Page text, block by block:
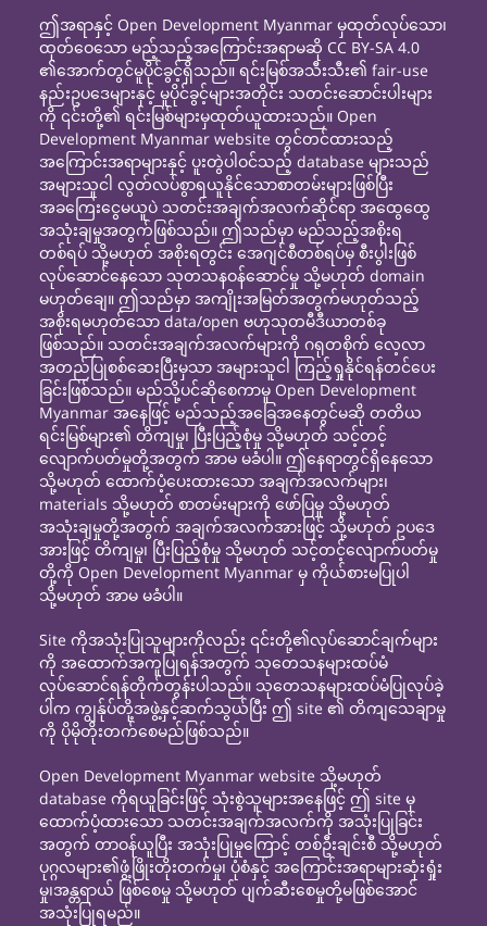
ဤအရာနှင့် Open Development Myanmar မှထုတ်လုပ်သော၊
ထုတ်ဝေသော မည့်သည့်အကြောင်းအရာမဆို CC BY-SA 4.0
၏အောက်တွင်မူပိုင်ခွင့်ရှိသည်။ ရင်းမြစ်အသီးသီး၏ fair-use
နည်းဥပဒေများနှင့် မူပိုင်ခွင့်များအတိုင်း သတင်းဆောင်းပါးများ
ကို ၎င်းတို့၏ ရင်းမြစ်များမှထုတ်ယူထားသည်။ Open
Development Myanmar website တွင်တင်ထားသည့်
အကြောင်းအရာများနှင့် ပူးတွဲပါဝင်သည့် database များသည်
အများသူငါ လွတ်လပ်စွာရယူနိုင်သောစာတမ်းများဖြစ်ပြီး
အခကြေးငွေမယူပဲ သတင်းအချက်အလက်ဆိုင်ရာ အထွေထွေ
အသုံးချမှုအတွက်ဖြစ်သည်။ ဤသည်မှာ မည်သည့်အစိုးရ
တစ်ရပ် သို့မဟုတ် အစိုးရတွင်း အေဂျင်စီတစ်ရပ်မှ စီးပွါးဖြစ်
လုပ်ဆောင်နေသော သုတသနဝန်ဆောင်မှု သို့မဟုတ် domain
မဟုတ်ချေ။ ဤသည်မှာ အကျိုးအမြတ်အတွက်မဟုတ်သည့်
အစိုးရမဟုတ်သော data/open ဗဟုသုတမီဒီယာတစ်ခု
ဖြစ်သည်။ သတင်းအချက်အလက်များကို ဂရုတစိုက် လေ့လာ
အတည်ပြုစစ်ဆေးပြီးမှသာ အများသူငါ ကြည့်ရှုနိုင်ရန်တင်ပေး
ခြင်းဖြစ်သည်။ မည်သို့ပင်ဆိုစေကာမူ Open Development
Myanmar အနေဖြင့် မည်သည့်အခြေအနေတွင်မဆို တတိယ
ရင်းမြစ်များ၏ တိကျမှု၊ ပြီးပြည့်စုံမှု သို့မဟုတ် သင့်တင့်
လျောက်ပတ်မှုတို့အတွက် အာမ မခံပါ။ ဤနေရာတွင်ရှိနေသော
သို့မဟုတ် ထောက်ပံ့ပေးထားသော အချက်အလက်များ၊
materials သို့မဟုတ် စာတမ်းများကို ဖော်ပြမှု သို့မဟုတ်
အသုံးချမှုတို့အတွက် အချက်အလက်အားဖြင့် သို့မဟုတ် ဥပဒေ
အားဖြင့် တိကျမှု၊ ပြီးပြည့်စုံမှု သို့မဟုတ် သင့်တင့်လျောက်ပတ်မှု
တို့ကို Open Development Myanmar မှ ကိုယ်စားမပြုပါ
သို့မဟုတ် အာမ မခံပါ။
Site ကိုအသုံးပြုသူများကိုလည်း ၎င်းတို့၏လုပ်ဆောင်ချက်များ
ကို အထောက်အကူပြုရန်အတွက် သုတေသနများထပ်မံ
လုပ်ဆောင်ရန်တိုက်တွန်းပါသည်။ သုတေသနများထပ်မံပြုလုပ်ခဲ့
ပါက ကျွန်ုပ်တို့အဖွဲ့နှင့်ဆက်သွယ်ပြီး ဤ site ၏ တိကျသေချာမှု
ကို ပိုမိုတိုးတက်စေမည်ဖြစ်သည်။
Open Development Myanmar website သို့မဟုတ်
database ကိုရယူခြင်းဖြင့် သုံးစွဲသူများအနေဖြင့် ဤ site မှ
ထောက်ပံ့ထားသော သတင်းအချက်အလက်ကို အသုံးပြုခြင်း
အတွက် တာဝန်ယူပြီး အသုံးပြုမှုကြောင့် တစ်ဦးချင်းစီ သို့မဟုတ်
ပုဂ္ဂလများ၏ဖွံ့ဖြိုးတိုးတက်မှု၊ ပုံစံနှင့် အကြောင်းအရာများဆုံးရှုံး
မှု၊အန္တရာယ် ဖြစ်စေမှု သို့မဟုတ် ပျက်ဆီးစေမှုတို့မဖြစ်အောင်
အသုံးပြုရမည်။